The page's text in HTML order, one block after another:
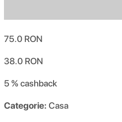
75.0 RON
38.0 RON
5 %cashback
Categorie: Casa